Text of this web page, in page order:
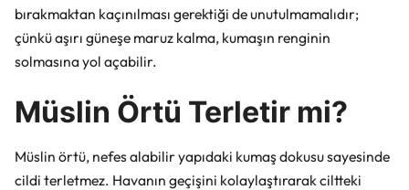
bırakmaktan kaçınılması gerektiği de unutulmamalıdır;
çünkü aşırı güneşe maruz kalma, kumaşın renginin
solmasına yol açabilir.
Müslin Örtü Terletir mi?
Müslin örtü, nefes alabilir yapıdaki kumaş dokusu sayesinde
cildi terletmez. Havanın geçişini kolaylaştırarak ciltteki